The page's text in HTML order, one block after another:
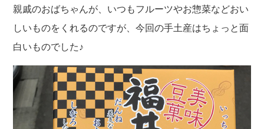
菊川 亜由美
経験者採用（キャリア採用）
President greeting
Company Information
Corporate philosophy
History
社长致辞及介绍
公司概要
企业理念
親戚のおばちゃんが、いつもフルーツやお惣菜などおい
しいものをくれるのですが、今回の手土産はちょっと面
白いものでした♪